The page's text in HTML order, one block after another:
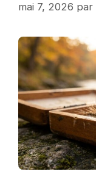
mai 7, 2026 par